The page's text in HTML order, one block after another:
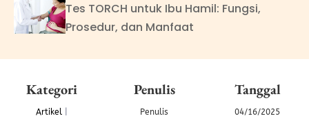
Tes TORCH untuk Ibu Hamil: Fungsi,
Prosedur, dan Manfaat
Kategori
Artikel|
Penulis
Penulis
Tanggal
04/16/2025